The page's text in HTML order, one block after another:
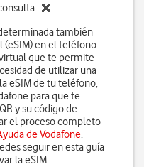
también
(eSIM) en el teléfono.
que te permite
de utilizar una
eSIM de tu teléfono,
para que te
y su código de
el proceso completo
de Vodafone.
seguir en esta guía
la eSIM.